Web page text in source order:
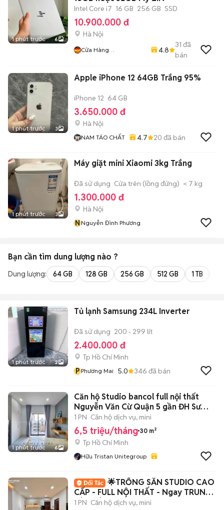
1 phút trước 6
Intel Core i7 16 GB 256 GB SSD
10.900.000 đ
Hà Nội
Cửa Hàng
4.8
31 đã
bán
1 phút trước 3
Apple iPhone 12 64GB Trắng 95%
iPhone 12 64 GB
3.650.000 đ
Hà Nội
NAM TÁO CHẤT 4.7 20 đã bán
1 phút trước 3
Máy giặt mini Xiaomi 3kg Trắng
Đã sử dụng Cửa trên (lồng đứng) < 7 kg
1.300.000 đ
Hà Nội
NNguyễn Đình Phương
Bạn cần tìm dung lượng nào ?
Dung lượng: 64 GB 128 GB 256 GB 512 GB 1 TB
1 phút trước 2
Tủ lạnh Samsung 234L Inverter
Đã sử dụng 200 - 299 lít
2.400.000 đ
Tp Hồ Chí Minh
P Phương Mai 5.0 346 đã bán
1 phút trước 6
Căn hộ Studio bancol full nội thất
Nguyễn Văn Cừ Quận 5 gần ĐH Sư
Phạm
1 PN Căn hộ dịch vụ, mini
6,5 triệu/tháng 30 m²
Tp Hồ Chí Minh
Hữu Tristan Unitegroup
🌟TRỐNG SẴN STUDIO CAO
CẤP - FULL NỘI THẤT - Ngay TRUNG
TÂM TÂN PHÚ🌟
1 PN Căn hộ dịch vụ, mini